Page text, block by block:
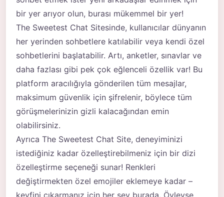
bir yer arıyor olun, burası mükemmel bir yer!
The Sweetest Chat Sitesinde, kullanıcılar dünyanın
her yerinden sohbetlere katılabilir veya kendi özel
sohbetlerini başlatabilir. Artı, anketler, sınavlar ve
daha fazlası gibi pek çok eğlenceli özellik var! Bu
platform aracılığıyla gönderilen tüm mesajlar,
maksimum güvenlik için şifrelenir, böylece tüm
görüşmelerinizin gizli kalacağından emin
olabilirsiniz.
Ayrıca The Sweetest Chat Site, deneyiminizi
istediğiniz kadar özelleştirebilmeniz için bir dizi
özelleştirme seçeneği sunar! Renkleri
değiştirmekten özel emojiler eklemeye kadar –